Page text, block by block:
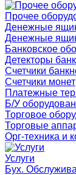
Прочее
Денежные
Денежные
Банковское
Детекторы
Счетчики
Счетчики монет
Платежные
Б/У
Торговое
Торговые
Орг-техника и
Услуги
Бух.